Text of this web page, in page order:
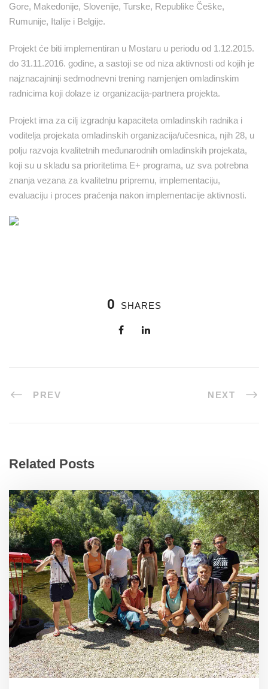
Gore, Makedonije, Slovenije, Turske, Republike Češke,
Rumunije, Italije i Belgije.
Projekt će biti implementiran u Mostaru u periodu od 1.12.2015.
do 31.11.2016. godine, a sastoji se od niza aktivnosti od kojih je
najznacajninji sedmodnevni trening namjenjen omladinskim
radnicima koji dolaze iz organizacija-partnera projekta.
Projekt ima za cilj izgradnju kapaciteta omladinskih radnika i
voditelja projekata omladinskih organizacija/učesnica, njih 28, u
polju razvoja kvalitetnih međunarodnih omladinskih projekata,
koji su u skladu sa prioritetima E+ programa, uz sva potrebna
znanja vezana za kvalitetnu pripremu, implementaciju,
evaluaciju i proces praćenja nakon implementacije aktivnosti.
0 SHARES
PREV NEXT
Related Posts